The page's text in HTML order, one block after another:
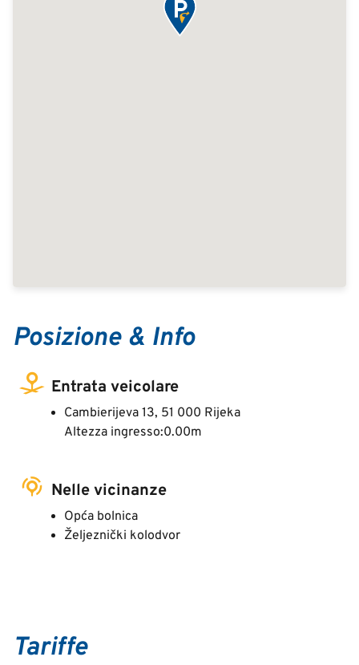
Posizione & Info
Entrata veicolare
Cambierijeva 13, 51 000 Rijeka
Altezza ingresso:0.00m
Nelle vicinanze
Opća bolnica
Željeznički kolodvor
Tariffe